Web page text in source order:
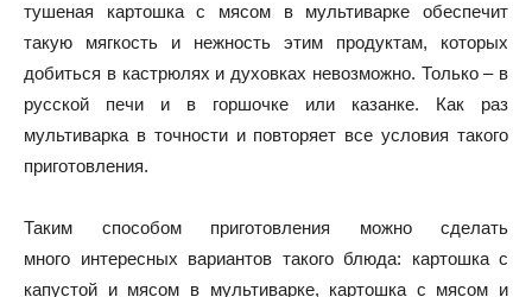
тушеная картошка с мясом в мультиварке обеспечит
такую мягкость и нежность этим продуктам, которых
добиться в кастрюлях и духовках невозможно. Только – в
русской печи и в горшочке или казанке. Как раз
мультиварка в точности и повторяет все условия такого
приготовления.
Таким способом приготовления можно сделать
много интересных вариантов такого блюда: картошка с
капустой и мясом в мультиварке, картошка с мясом и